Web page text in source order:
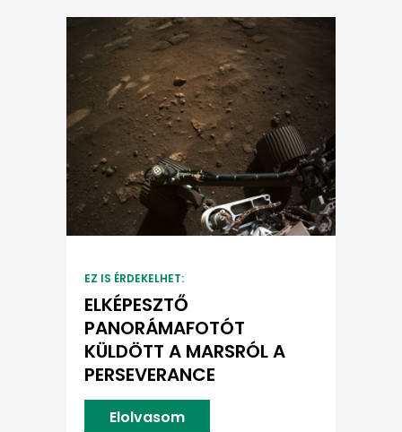
EZ IS ÉRDEKELHET:
ELKÉPESZTŐ
PANORÁMAFOTÓT
KÜLDÖTT A MARSRÓL A
PERSEVERANCE
Elolvasom